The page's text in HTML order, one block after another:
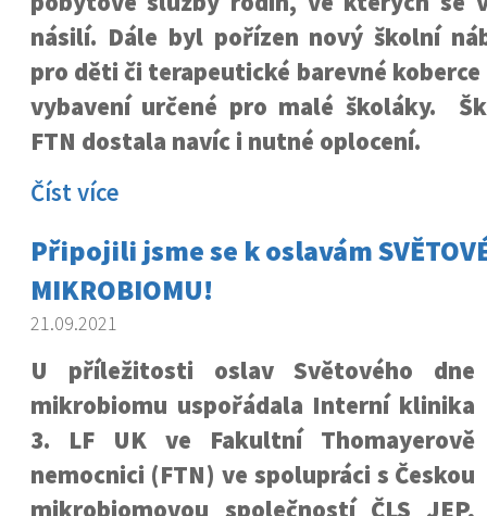
násilí. Dále byl pořízen nový školní
pro děti či terapeutické barevné
vybavení určené pro malé školáky.
FTN dostala navíc i nutné oplocení.
Číst více
Připojili jsme se k oslavám
MIKROBIOMU!
21.09.2021
U příležitosti oslav Světového dne
mikrobiomu uspořádala Interní klinika
3. LF UK ve Fakultní Thomayerově
nemocnici (FTN) ve spolupráci s Českou
mikrobiomovou společností ČLS JEP,